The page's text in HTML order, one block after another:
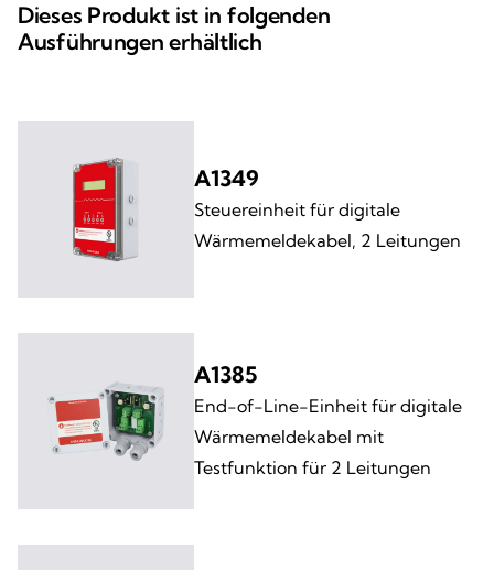
Dieses Produkt ist in folgenden
Ausführungen erhältlich
A1349
Steuereinheit für digitale
Wärmemeldekabel, 2 Leitungen
A1385
End-of-Line-Einheit für digitale
Wärmemeldekabel mit
Testfunktion für 2 Leitungen